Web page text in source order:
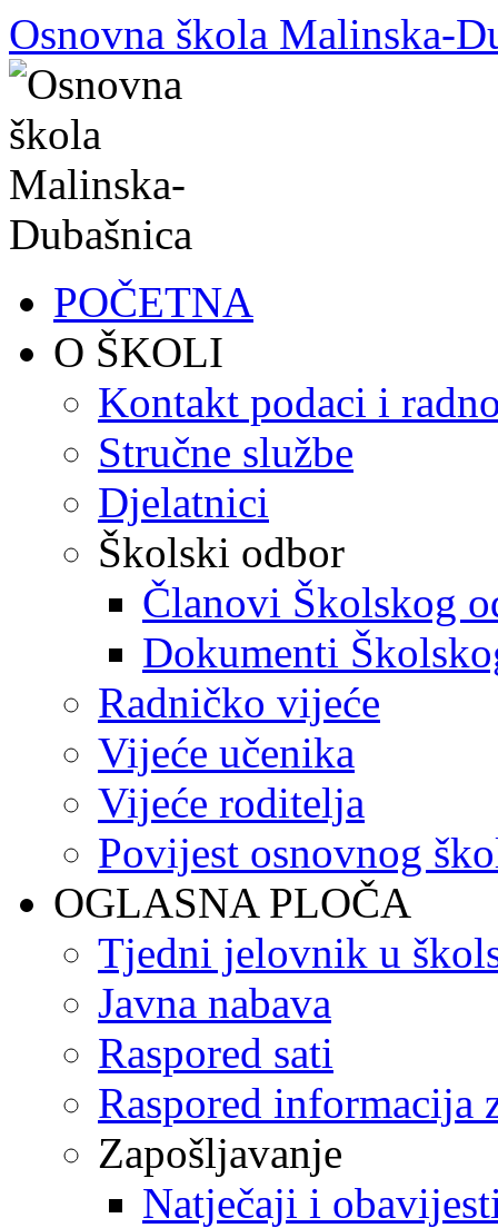
Skoči
do
sadržaja
Osnovna škola Malinska-
POČETNA
O ŠKOLI
Kontakt podaci i
Stručne službe
Djelatnici
Školski odbor
Članovi Školskog
Dokumenti
Radničko vijeće
Vijeće učenika
Vijeće roditelja
Povijest osnovnog
OGLASNA PLOČA
Tjedni jelovnik u
Javna nabava
Raspored sati
Raspored informacija
Zapošljavanje
Natječaji i